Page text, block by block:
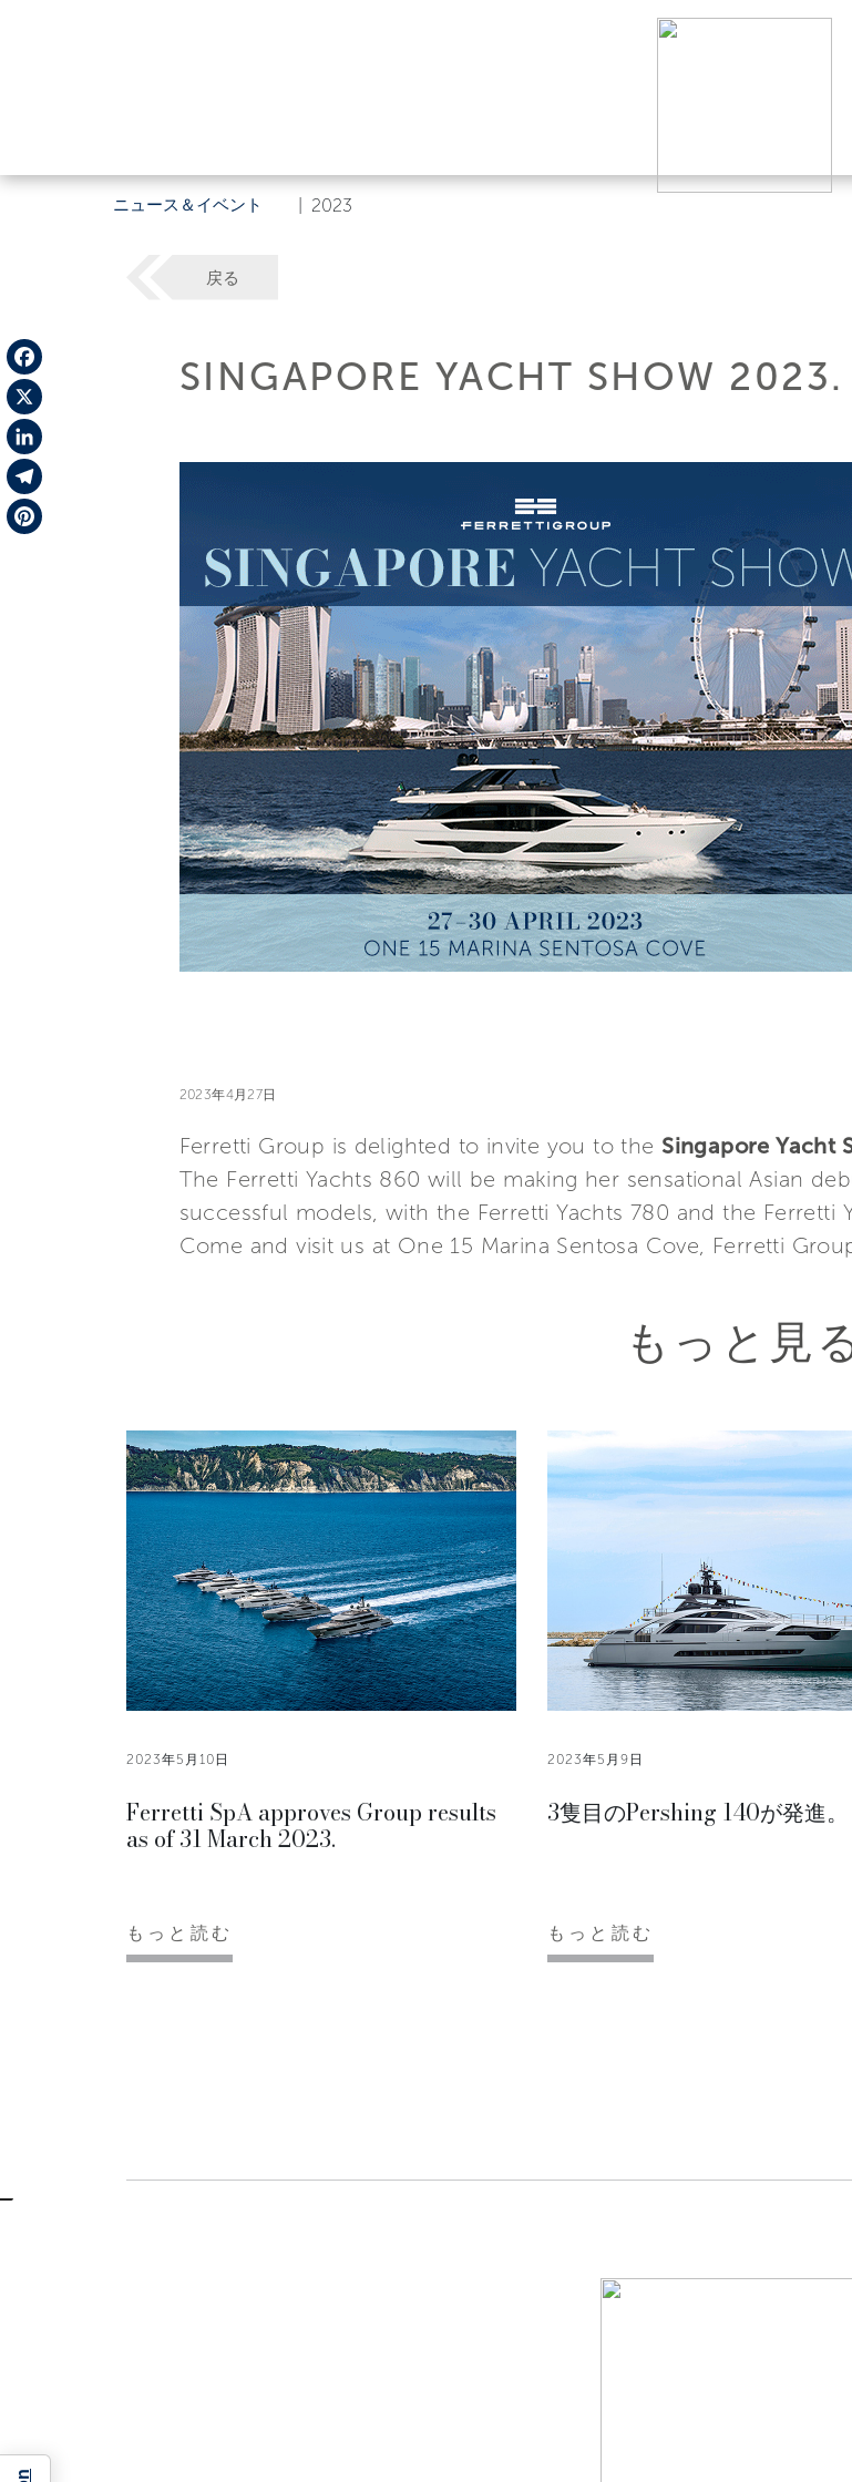
ニュース＆イベント 2023
Facebook
X
LinkedIn
Telegram
戻る
SINGAPORE YACHT SHOW 2023.
2023年4月27日
Ferretti Group is delighted to invite you to the Singapore Yacht
The Ferretti Yachts 860 will be making her sensational Asian
successful models, with the Ferretti Yachts 780 and the Ferretti
Come and visit us at One 15 Marina Sentosa Cove, Ferretti
もっと見
2023年5月10日
Ferretti SpA approves Group results
as of 31 March 2023.
もっと読む
2023年5月9日
3隻目のPershing 140が発進。
もっと読む